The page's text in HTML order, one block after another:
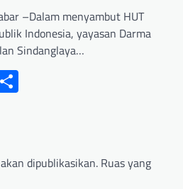
–Dalam menyambut HUT
Indonesia, yayasan Darma
Sindanglaya…
dipublikasikan. Ruas yang